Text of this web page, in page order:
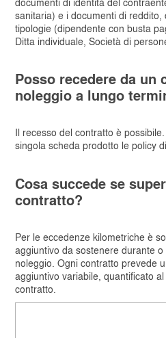
sanitaria) e i documenti di
tipologie (dipendente con busta
Ditta individuale, Società di
Posso recedere da un
noleggio a lungo
Il recesso del contratto è
singola scheda prodotto le policy
Cosa succede se
contratto?
Per le eccedenze kilometriche è
aggiuntivo da sostenere durante
noleggio. Ogni contratto prevede
aggiuntivo variabile, quantificato
contratto.